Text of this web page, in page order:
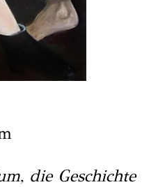
die Geschichte